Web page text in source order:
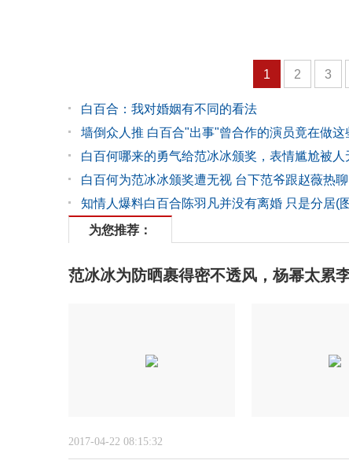
1 2 3
白百合：我对婚姻有不同的看法
墙倒众人推 白百合"出事"曾合作的演员竟在做这
白百何哪来的勇气给范冰冰颁奖，表情尴尬被人
白百何为范冰冰颁奖遭无视 台下范爷跟赵薇热
知情人爆料白百合陈羽凡并没有离婚 只是分居(
为您推荐：
范冰冰为防晒裹得密不透风，杨幂太累
2017-04-22 08:15:32